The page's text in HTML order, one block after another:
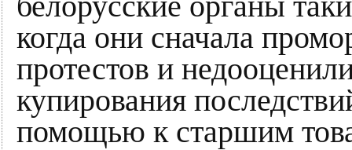
когда они сначала
протестов и
купирования
помощью к старшим